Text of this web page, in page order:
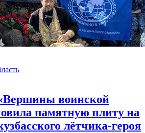
воинской
памятную плиту на
лётчика-героя